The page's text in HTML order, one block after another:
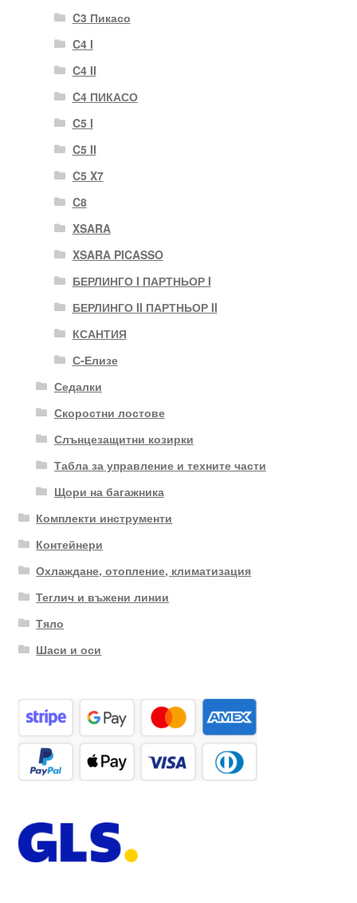
C3 Пикасо
C4 I
C4 II
C4 ПИКАСО
C5 I
C5 II
C5 X7
C8
XSARA
XSARA PICASSO
БЕРЛИНГО I ПАРТНЬОР I
БЕРЛИНГО II ПАРТНЬОР II
КСАНТИЯ
С-Елизе
Седалки
Скоростни лостове
Слънцезащитни козирки
Табла за управление и техните части
Щори на багажника
Комплекти инструменти
Контейнери
Охлаждане, отопление, климатизация
Теглич и въжени линии
Тяло
Шаси и оси